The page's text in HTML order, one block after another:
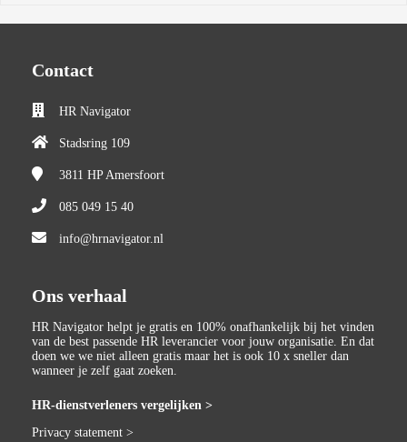
Contact
HR Navigator
Stadsring 109
3811 HP Amersfoort
085 049 15 40
info@hrnavigator.nl
Ons verhaal
HR Navigator helpt je gratis en 100% onafhankelijk bij het vinden
van de best passende HR leverancier voor jouw organisatie. En dat
doen we we niet alleen gratis maar het is ook 10 x sneller dan
wanneer je zelf gaat zoeken.
HR-dienstverleners vergelijken >
Privacy statement >